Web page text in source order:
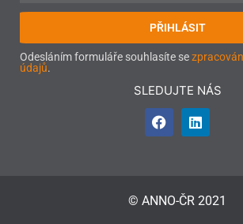
PŘIHLÁSIT
Odesláním formuláře souhlasíte se
údajů.
SLEDUJTE NÁS
© ANNO-ČR 2021